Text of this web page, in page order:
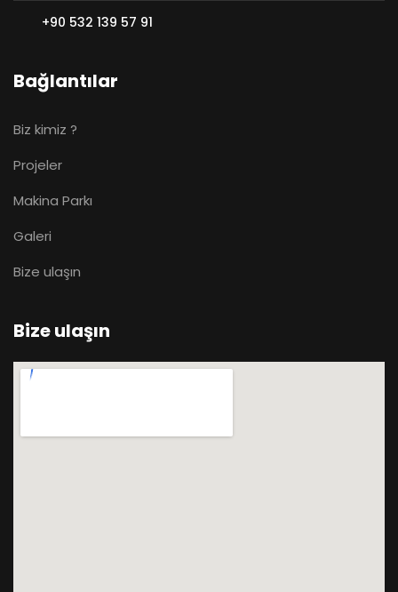
+90 532 139 57 91
Bağlantılar
Biz kimiz ?
Projeler
Makina Parkı
Galeri
Bize ulaşın
Bize ulaşın